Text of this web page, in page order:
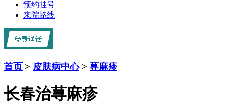
预约挂号
来院路线
首页 > 皮肤病中心> 荨麻疹
长春治荨麻疹